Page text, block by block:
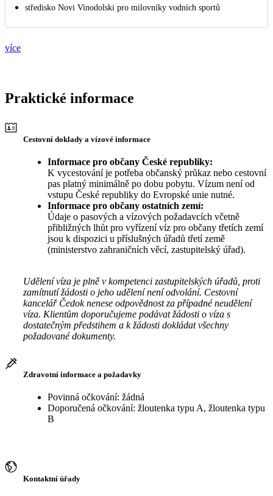
středisko Novi Vinodolski pro milovníky vodních sportů
více
Praktické informace
Cestovní doklady a vízové informace
Informace pro občany České republiky:
K vycestování je potřeba občanský průkaz nebo cestovní
pas platný minimálně po dobu pobytu. Vízum není od
vstupu České republiky do Evropské unie nutné.
Informace pro občany ostatních zemí:
Údaje o pasových a vízových požadavcích včetně
přibližných lhůt pro vyřízení víz pro občany třetích zemí
jsou k dispozici u příslušných úřadů třetí země
(ministerstvo zahraničních věcí, zastupitelský úřad).
Udělení víza je plně v kompetenci zastupitelských úřadů, proti
zamítnutí žádosti o jeho udělení není odvolání. Cestovní
kancelář Čedok nenese odpovědnost za případné neudělení
víza. Klientům doporučujeme podávat žádosti o víza s
dostatečným předstihem a k žádosti dokládat všechny
požadované dokumenty.
Zdravotní informace a požadavky
Povinná očkování: žádná
Doporučená očkování: žloutenka typu A, žloutenka typu
B
Kontaktní úřady